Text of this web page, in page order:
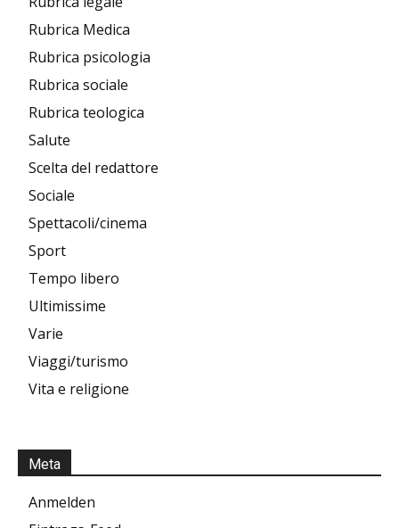
Rubrica Medica
Rubrica psicologia
Rubrica sociale
Rubrica teologica
Salute
Scelta del redattore
Sociale
Spettacoli/cinema
Sport
Tempo libero
Ultimissime
Varie
Viaggi/turismo
Vita e religione
Meta
Anmelden